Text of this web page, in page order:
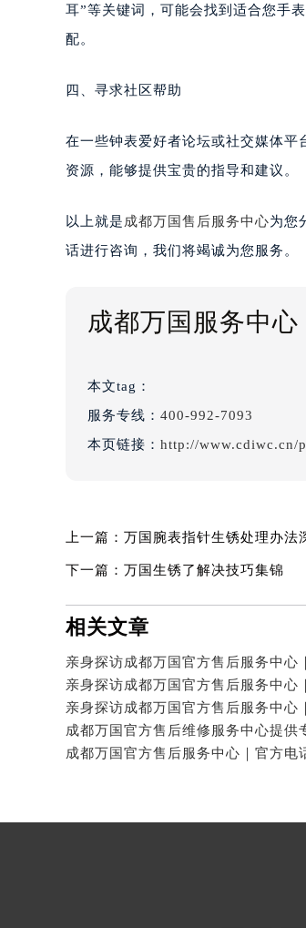
耳”等关键词，可能会找到适合您手
配。
四、寻求社区帮助
在一些钟表爱好者论坛或社交媒体平
资源，能够提供宝贵的指导和建议。
以上就是 成都万国售后服务中心为您
话进行咨询，我们将竭诚为您服务。
成都万国服务中心
本文tag：
服务专线： 400-992-7093
本页链接： http://www.cdiwc.cn/
上一篇： 万国腕表指针生锈处理办法
下一篇： 万国生锈了解决技巧集锦
相关文章